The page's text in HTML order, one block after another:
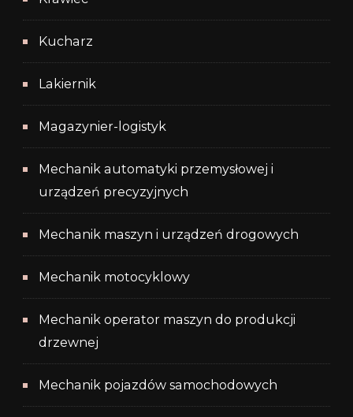
Kucharz
Lakiernik
Magazynier-logistyk
Mechanik automatyki przemysłowej i
urządzeń precyzyjnych
Mechanik maszyn i urządzeń drogowych
Mechanik motocyklowy
Mechanik operator maszyn do produkcji
drzewnej
Mechanik pojazdów samochodowych